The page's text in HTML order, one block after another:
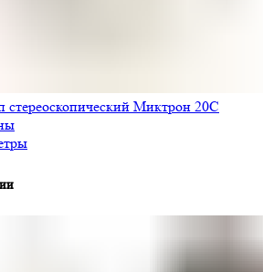
стереоскопический Миктрон 20С